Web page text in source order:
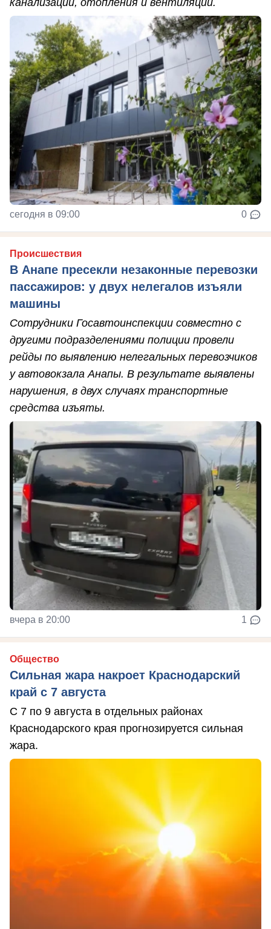
канализации, отопления и вентиляции.
сегодня в 09:00 0
Происшествия
В Анапе пресекли незаконные перевозки
пассажиров: у двух нелегалов изъяли
машины
Сотрудники Госавтоинспекции совместно с
другими подразделениями полиции провели
рейды по выявлению нелегальных перевозчиков
у автовокзала Анапы. В результате выявлены
нарушения, в двух случаях транспортные
средства изъяты.
вчера в 20:00 1
Общество
Сильная жара накроет Краснодарский
край с 7 августа
С 7 по 9 августа в отдельных районах
Краснодарского края прогнозируется сильная
жара.